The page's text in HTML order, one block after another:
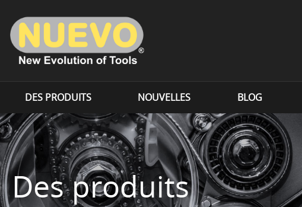
DES PRODUITS NOUVELLES BLOG
Des produits